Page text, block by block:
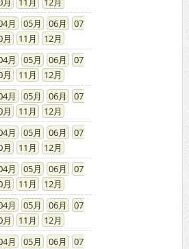
05 06
07
11
12
05 06
07
11
12
05 06
07
11
12
05 06
07
11
12
05 06
07
11
12
05 06
07
11
12
05 06
07